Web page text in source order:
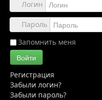
Каталог
Контакты
Логин
Пароль
Запомнить меня
Войти
Регистрация
Забыли логин?
Забыли пароль?